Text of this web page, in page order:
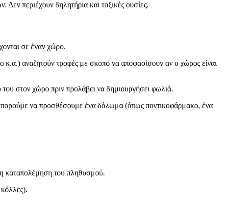
περιέχουν δηλητήρια και τοξικές ουσίες.
σε έναν χώρο.
αναζητούν τροφές με σκοπό να αποφασίσουν αν ο χώρος είναι
στον χώρο πριν προλάβει να δημιουργήσει φωλιά.
να προσθέσουμε ένα δόλωμα (όπως ποντικοφάρμακο, ένα
καταπολέμηση του πληθυσμού.